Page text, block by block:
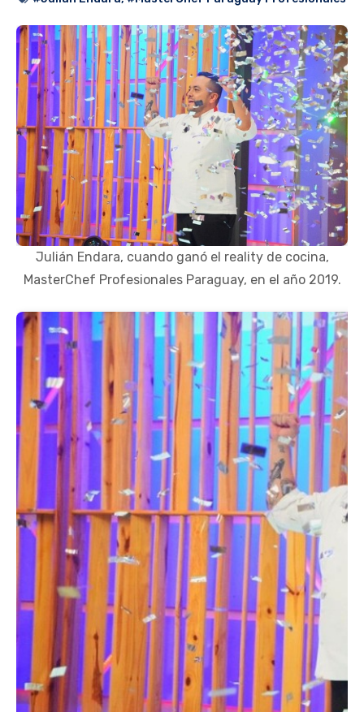
Julián Endara, cuando ganó el reality de cocina,
MasterChef Profesionales Paraguay, en el año 2019.